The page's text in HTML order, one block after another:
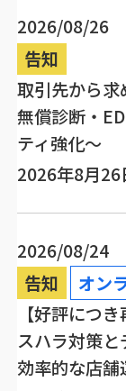
2026/08/26
告知
取引先から求
無償診断・
ティ強化～
2026年8月
2026/08/24
告知
オン
【好評につ
スハラ対策
効率的な店